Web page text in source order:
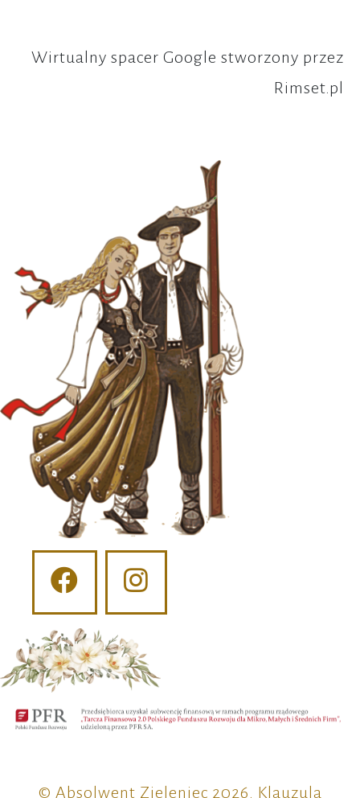
Wirtualny spacer Google stworzony przez
Rimset.pl
© Absolwent Zieleniec 2026. Klauzula